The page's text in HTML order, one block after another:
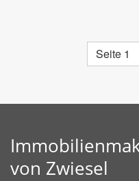
Seite 1
von Zwiesel